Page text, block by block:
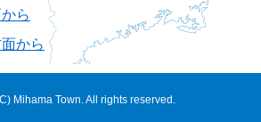
ら
から
Mihama Town. All rights reserved.